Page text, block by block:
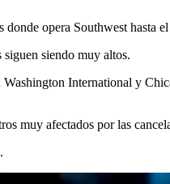
opera Southwest hasta
siguen siendo muy altos.
International y
muy afectados por las
.